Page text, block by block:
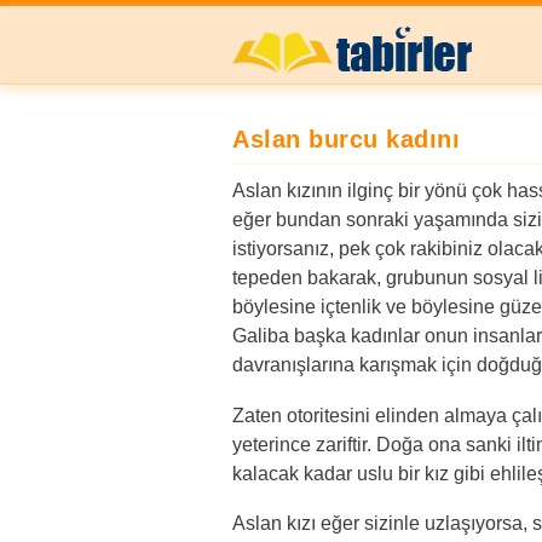
Aslan burcu kadını
Aslan kızının ilginç bir yönü çok
eğer bundan sonraki yaşamında
istiyorsanız, pek çok rakibiniz
tepeden bakarak, grubunun sosyal
böylesine içtenlik ve böylesine
Galiba başka kadınlar onun
davranışlarına karışmak için
Zaten otoritesini elinden almaya
yeterince zariftir. Doğa ona sanki
kalacak kadar uslu bir kız gibi
Aslan kızı eğer sizinle uzlaşıyorsa,